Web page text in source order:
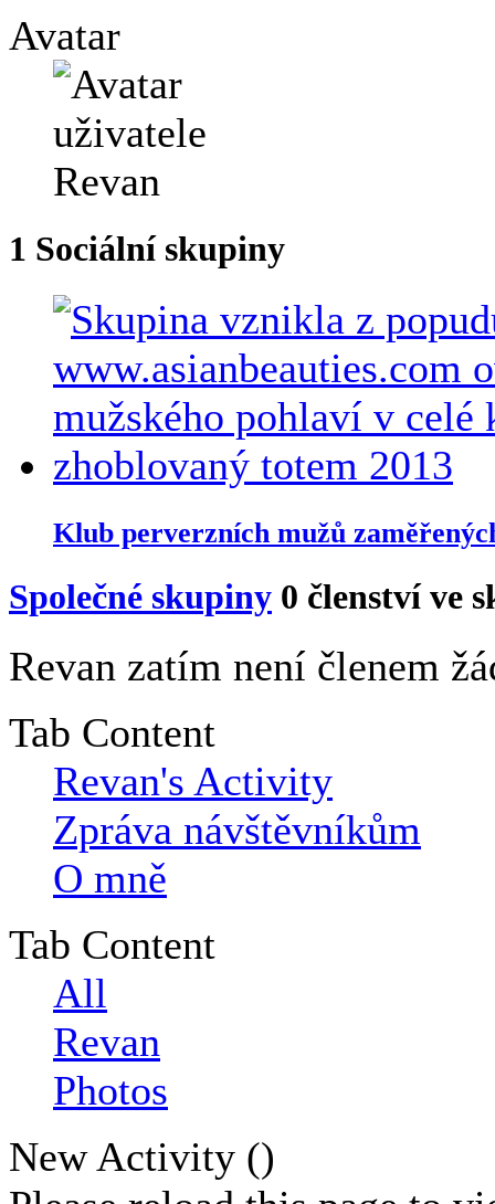
Avatar
1 Sociální skupiny
Klub perverzních mužů
Společné skupiny 0 členství ve
Revan zatím není členem
Tab Content
Revan's Activity
Zpráva návštěvníkům
O mně
Tab Content
All
Revan
Photos
New Activity ()